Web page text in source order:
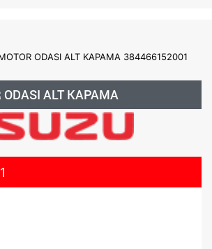
ODASI ALT KAPAMA 384466152001
ODASI ALT KAPAMA